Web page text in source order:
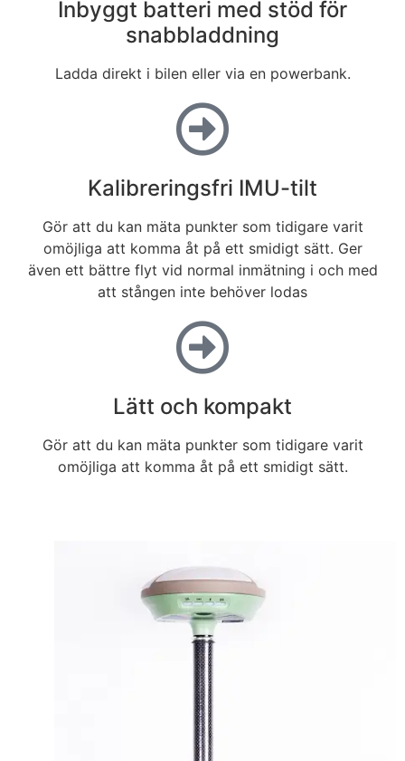
Inbyggt batteri med stöd för
snabbladdning
Ladda direkt i bilen eller via en powerbank.
Kalibreringsfri IMU-tilt
Gör att du kan mäta punkter som tidigare varit
omöjliga att komma åt på ett smidigt sätt. Ger
även ett bättre flyt vid normal inmätning i och med
att stången inte behöver lodas
Lätt och kompakt
Gör att du kan mäta punkter som tidigare varit
omöjliga att komma åt på ett smidigt sätt.